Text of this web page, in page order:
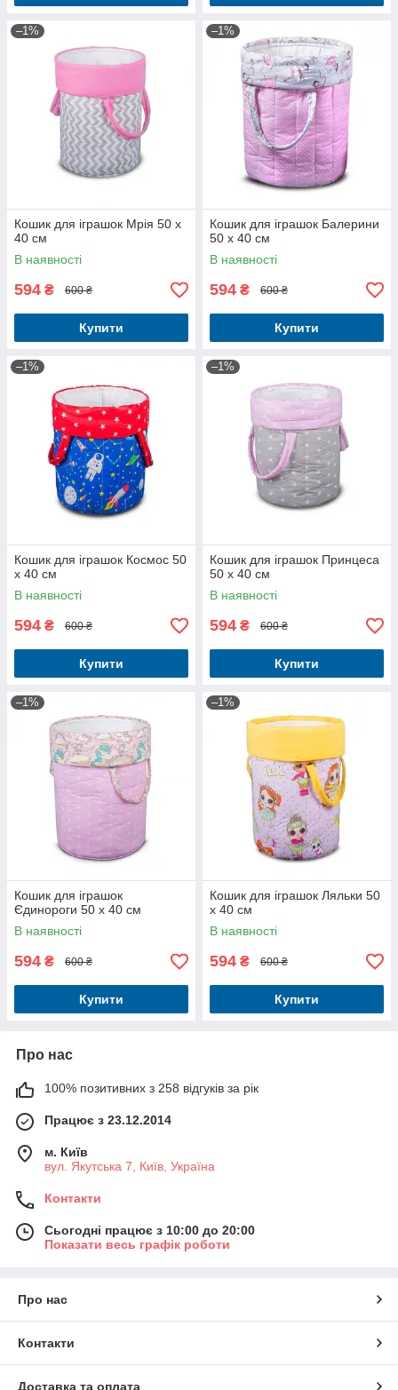
–1%
Кошик для іграшок Мрія 50 x
40 см
В наявності
594 ₴ 600 ₴
Купити
–1%
Кошик для іграшок Балерини
50 x 40 см
В наявності
594 ₴ 600 ₴
Купити
–1%
Кошик для іграшок Космос 50
x 40 см
В наявності
594 ₴ 600 ₴
Купити
–1%
Кошик для іграшок Принцеса
50 x 40 см
В наявності
594 ₴ 600 ₴
Купити
–1%
Кошик для іграшок
Єдинороги 50 x 40 см
В наявності
594 ₴ 600 ₴
Купити
–1%
Кошик для іграшок Ляльки 50
x 40 см
В наявності
594 ₴ 600 ₴
Купити
Про нас
100% позитивних з 258 відгуків за рік
Працює з 23.12.2014
м. Київ
вул. Якутська 7, Київ, Україна
Контакти
Сьогодні працює з 10:00 до 20:00
Показати весь графік роботи
Про нас
Контакти
Доставка та оплата